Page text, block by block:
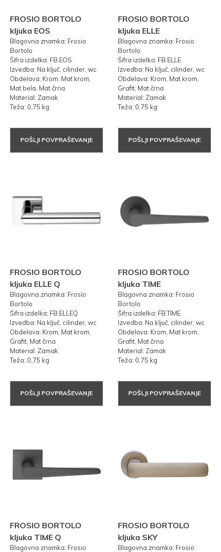
FROSIO BORTOLO
kljuka EOS
Blagovna znamka: Frosio
Bortolo
Šifra izdelka: FB.EOS
Izvedba: Na ključ, cilinder, wc
Obdelava: Krom, Mat krom,
Mat bela, Mat črna
Material: Zamak
Teža: 0,75 kg
POŠLJI POVPRAŠEVANJE
FROSIO BORTOLO
kljuka ELLE
Blagovna znamka: Frosio
Bortolo
Šifra izdelka: FB.ELLE
Izvedba: Na ključ, cilinder, wc
Obdelava: Krom, Mat krom,
Grafit, Mat črna
Material: Zamak
Teža: 0,75 kg
POŠLJI POVPRAŠEVANJE
FROSIO BORTOLO
kljuka ELLE Q
Blagovna znamka: Frosio
Bortolo
Šifra izdelka: FB.ELLEQ
Izvedba: Na ključ, cilinder, wc
Obdelava: Krom, Mat krom,
Grafit, Mat črna
Material: Zamak
Teža: 0,75 kg
POŠLJI POVPRAŠEVANJE
FROSIO BORTOLO
kljuka TIME
Blagovna znamka: Frosio
Bortolo
Šifra izdelka: FB.TIME
Izvedba: Na ključ, cilinder, wc
Obdelava: Krom, Mat krom,
Grafit, Mat črna
Material: Zamak
Teža: 0,75 kg
POŠLJI POVPRAŠEVANJE
FROSIO BORTOLO
kljuka TIME Q
Blagovna znamka: Frosio
FROSIO BORTOLO
kljuka SKY
Blagovna znamka: Frosio